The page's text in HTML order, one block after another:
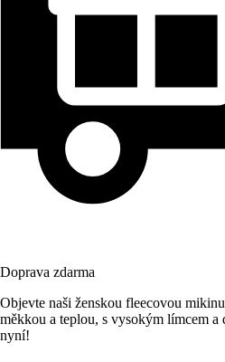
Doprava zdarma
Objevte naši ženskou fleecovou
měkkou a teplou, s vysokým límcem a
nyní!